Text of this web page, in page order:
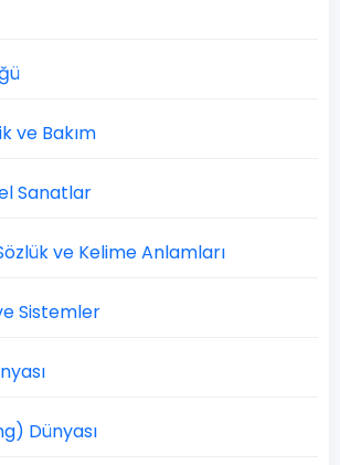
ve Bakım
Sanatlar
ve Kelime Anlamları
Sistemler
Dünyası